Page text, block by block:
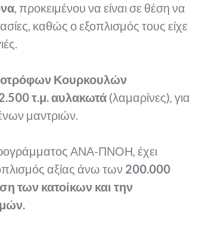
, προκειμένου να είναι σε θέση να
καθώς ο εξοπλισμός τους είχε
Κουρκουλών
2.500 τ.μ. αυλακωτά (λαμαρίνες), για
μαντριών.
ΑΝΑ-ΠΝΟΗ, έχει
αξίας άνω των 200.000
των κατοίκων και την